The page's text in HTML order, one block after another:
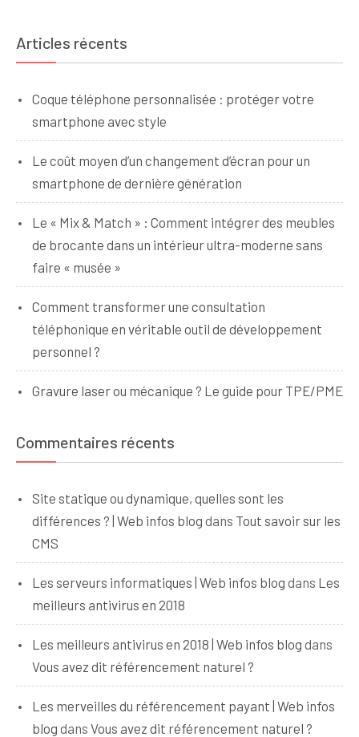
Articles récents
Coque téléphone personnalisée : protéger votre
smartphone avec style
Le coût moyen d’un changement d’écran pour un
smartphone de dernière génération
Le « Mix & Match » : Comment intégrer des meubles
de brocante dans un intérieur ultra-moderne sans
faire « musée »
Comment transformer une consultation
téléphonique en véritable outil de développement
personnel ?
Gravure laser ou mécanique ? Le guide pour TPE/PME
Commentaires récents
Site statique ou dynamique, quelles sont les
différences ? | Web infos blog dans Tout savoir sur les
CMS
Les serveurs informatiques | Web infos blog dans Les
meilleurs antivirus en 2018
Les meilleurs antivirus en 2018 | Web infos blog dans
Vous avez dit référencement naturel ?
Les merveilles du référencement payant | Web infos
blog dans Vous avez dit référencement naturel ?